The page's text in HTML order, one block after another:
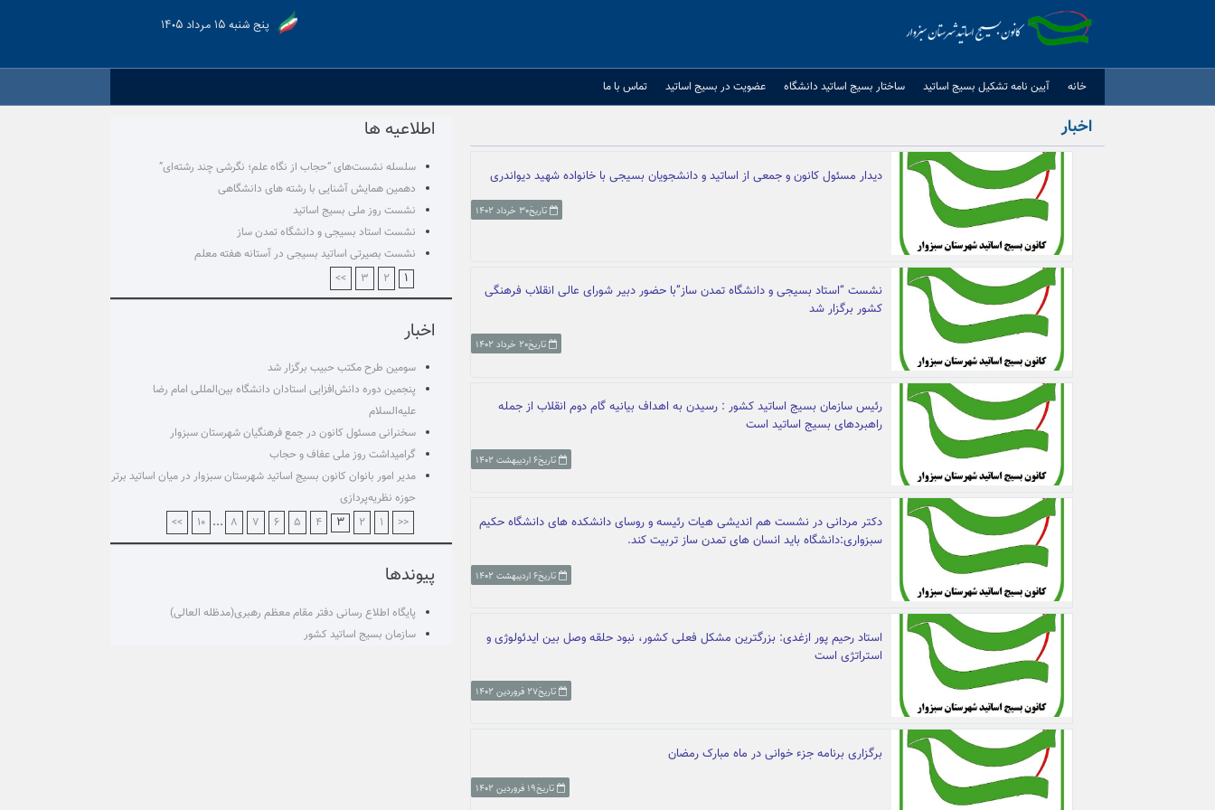
پنج شنبه ۱۵ مرداد ۱۴۰۵
خانه آيين نامه تشكيل بسيج اساتيد ساختار بسیج اساتید دانشگاه عضویت در بسیج اساتید تماس با ما
اخبار
دیدار مسئول کانون و جمعی از اساتید و دانشجویان بسیجی با خانواده شهید دیواندری
تاریخ۳۰ خرداد ۱۴۰۲
نشست “استاد بسیجی و دانشگاه تمدن ساز”با حضور دبیر شورای عالی انقلاب فرهنگی
کشور برگزار شد
تاریخ۲۰ خرداد ۱۴۰۲
رئیس سازمان بسیج اساتید کشور : رسیدن به اهداف بیانیه گام دوم انقلاب از جمله
راهبردهای بسیج اساتید است
تاریخ۶ اردیبهشت ۱۴۰۲
دکتر مردانی در نشست هم اندیشی هیات رئیسه و روسای دانشکده های دانشگاه حکیم
سبزواری:دانشگاه باید انسان های تمدن ساز تربیت کند.
تاریخ۶ اردیبهشت ۱۴۰۲
استاد رحیم پور ازغدی: بزرگترین مشکل فعلی کشور، نبود حلقه وصل بین ایدئولوژی و
استراتژی است
تاریخ۲۷ فروردین ۱۴۰۲
برگزاری برنامه جزء خوانی در ماه مبارک رمضان
تاریخ۱۹ فروردین ۱۴۰۲
اطلاعیه ها
سلسله نشست‌های “حجاب از نگاه علم؛ نگرشی چند رشته‌ای”
دهمین همایش آشنایی با رشته های دانشگاهی
نشست روز ملی بسیج اساتید
نشست استاد بسیجی و دانشگاه تمدن ساز
نشست بصیرتی اساتید بسیجی در آستانه هفته معلم
۱ ۲ ۳ >>
اخبار
سومین طرح مکتب حبیب برگزار شد
پنجمین دوره دانش‌افزایی استادان دانشگاه بین‌المللی امام رضا
علیه‌السلام
سخنرانی مسئول کانون در جمع فرهنگیان شهرستان سبزوار
گرامیداشت روز ملی عفاف و حجاب
مدیر امور بانوان کانون بسیج اساتید شهرستان سبزوار در میان اساتید برتر
حوزه نظریه‌پردازی
<<
۱ ۲ ۳ ۴ ۵ ۶ ۷ ۸ ... ۱۰ >>
پیوندها
پایگاه اطلاع رسانی دفتر مقام معظم رهبری(مدظله العالی)
سازمان بسیج اساتید کشور